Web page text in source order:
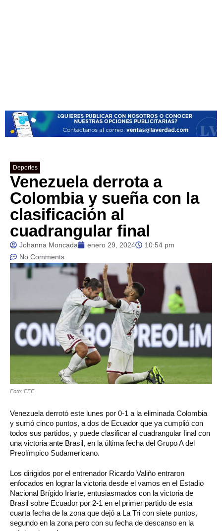
Deportes
Venezuela derrota a
Colombia y sueña con la
clasificación al
cuadrangular final
Johanna Moncada enero 29, 2024
10:54 pm
No Comments
Foto: EFE
Venezuela derrotó este lunes por 0-1 a la eliminada Colombia
y sumó cinco puntos, a dos de Ecuador que ya cumplió con
todos sus partidos, y puede clasificar al cuadrangular final con
una victoria ante Brasil, en la última fecha del Grupo A del
Preolímpico Sudamericano.
Los dirigidos por el entrenador Ricardo Valiño entraron
enfocados en lograr la victoria desde el vamos en el Estadio
Nacional Brígido Iriarte, entusiasmados con la victoria de
Brasil sobre Ecuador por 2-1 en el primer partido de esta
cuarta fecha de la zona que dejó a La Tri con siete puntos,
segundo en la zona pero con su fecha de descanso en la